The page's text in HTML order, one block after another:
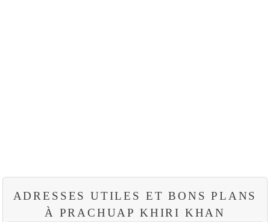
ADRESSES UTILES ET BONS PLANS
À PRACHUAP KHIRI KHAN